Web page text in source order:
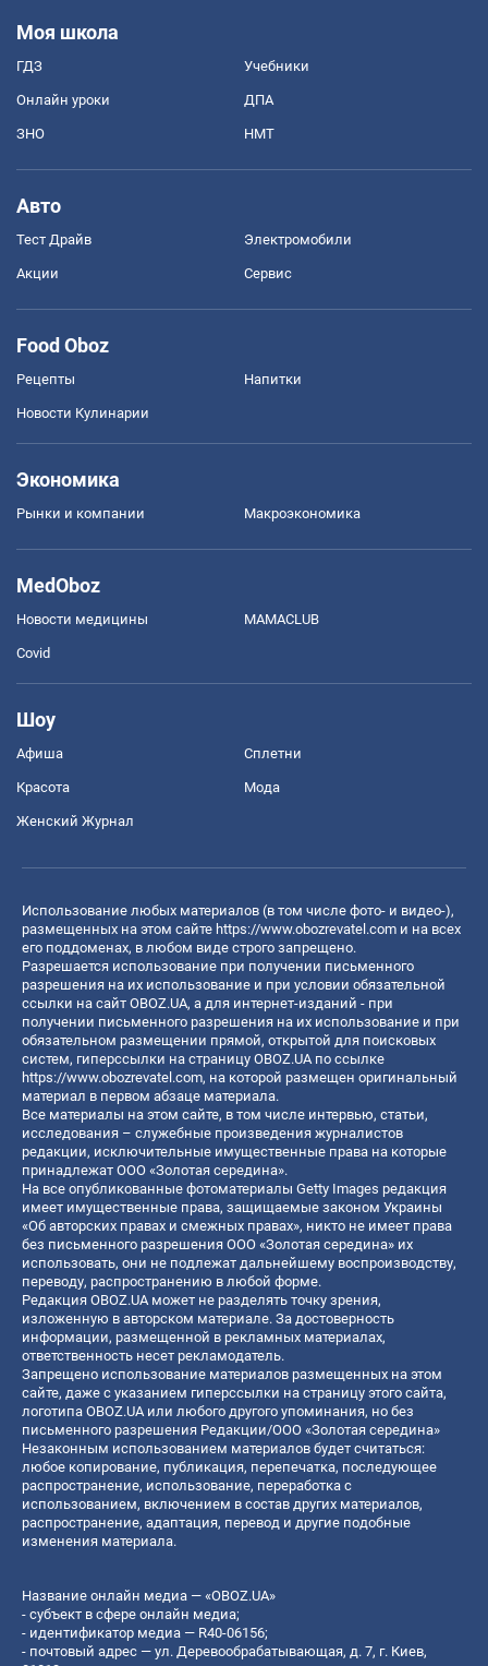
Моя школа
ГДЗ Учебники
Онлайн уроки ДПА
ЗНО НМТ
Авто
Тест Драйв Электромобили
Акции Сервис
Food Oboz
Рецепты Напитки
Новости Кулинарии
Экономика
Рынки и компании Mакроэкономика
MedOboz
Новости медицины MAMACLUB
Covid
Шоу
Афиша Сплетни
Красота Мода
Женский Журнал
Использование любых материалов (в том числе фото- и видео-),
размещенных на этом сайте https://www.obozrevatel.com и на всех
его поддоменах, в любом виде строго запрещено.
Разрешается использование при получении письменного
разрешения на их использование и при условии обязательной
ссылки на сайт OBOZ.UA, а для интернет-изданий - при
получении письменного разрешения на их использование и при
обязательном размещении прямой, открытой для поисковых
систем, гиперссылки на страницу OBOZ.UA по ссылке
https://www.obozrevatel.com, на которой размещен оригинальный
материал в первом абзаце материала.
Все материалы на этом сайте, в том числе интервью, статьи,
исследования – служебные произведения журналистов
редакции, исключительные имущественные права на которые
принадлежат ООО «Золотая середина».
На все опубликованные фотоматериалы Getty Images редакция
имеет имущественные права, защищаемые законом Украины
«Об авторских правах и смежных правах», никто не имеет права
без письменного разрешения ООО «Золотая середина» их
использовать, они не подлежат дальнейшему воспроизводству,
переводу, распространению в любой форме.
Редакция OBOZ.UA может не разделять точку зрения,
изложенную в авторском материале. За достоверность
информации, размещенной в рекламных материалах,
ответственность несет рекламодатель.
Запрещено использование материалов размещенных на этом
сайте, даже с указанием гиперссылки на страницу этого сайта,
логотипа OBOZ.UA или любого другого упоминания, но без
письменного разрешения Редакции/ООО «Золотая середина»
Незаконным использованием материалов будет считаться:
любое копирование, публикация, перепечатка, последующее
распространение, использование, переработка с
использованием, включением в состав других материалов,
распространение, адаптация, перевод и другие подобные
изменения материала.
Название онлайн медиа — «OBOZ.UA»
- субъект в сфере онлайн медиа;
- идентификатор медиа — R40-06156;
- почтовый адрес — ул. Деревообрабатывающая, д. 7, г. Киев,